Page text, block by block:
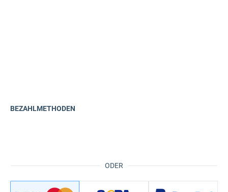
ODER
BEZAHLMETHODEN